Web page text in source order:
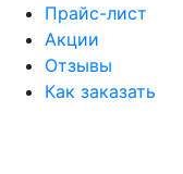
Прайс-лист
Акции
Отзывы
Как заказать